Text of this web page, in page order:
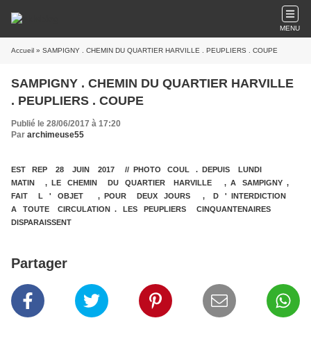
MENU
Accueil » SAMPIGNY . CHEMIN DU QUARTIER HARVILLE . PEUPLIERS . COUPE
SAMPIGNY . CHEMIN DU QUARTIER HARVILLE
. PEUPLIERS . COUPE
Publié le 28/06/2017 à 17:20
Par archimeuse55
EST REP 28 JUIN 2017 // PHOTO COUL . DEPUIS LUNDI
MATIN , LE CHEMIN DU QUARTIER HARVILLE , A SAMPIGNY ,
FAIT L ' OBJET , POUR DEUX JOURS , D ' INTERDICTION
A TOUTE CIRCULATION . LES PEUPLIERS CINQUANTENAIRES
DISPARAISSENT
Partager